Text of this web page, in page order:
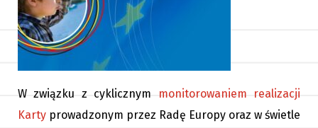
W związku z cyklicznym
monitorowaniem realizacji
Karty prowadzonym przez Radę Europy oraz w świetle